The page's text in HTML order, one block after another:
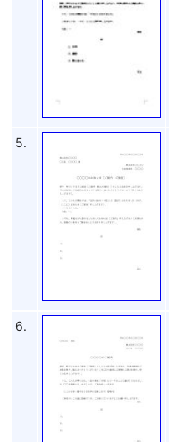
5.
6.